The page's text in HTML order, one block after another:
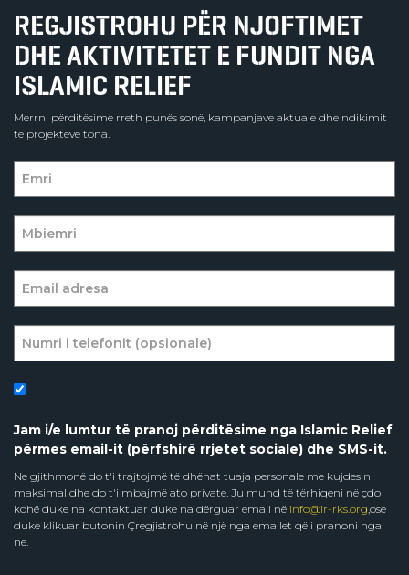
REGJISTROHU PËR NJOFTIMET
DHE AKTIVITETET E FUNDIT NGA
ISLAMIC RELIEF
Merrni përditësime rreth punës sonë, kampanjave aktuale dhe ndikimit
të projekteve tona.
Jam i/e lumtur të pranoj përditësime nga Islamic Relief
përmes email-it (përfshirë rrjetet sociale) dhe SMS-it.
Ne gjithmonë do t'i trajtojmë të dhënat tuaja personale me kujdesin
maksimal dhe do t'i mbajmë ato private. Ju mund të tërhiqeni në çdo
kohë duke na kontaktuar duke na dërguar email në info@ir-rks.org,ose
duke klikuar butonin Çregjistrohu në një nga emailet që i pranoni nga
ne.